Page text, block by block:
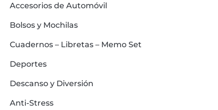
Accesorios de Automóvil
Bolsos y Mochilas
Cuadernos – Libretas – Memo Set
Deportes
Descanso y Diversión
Anti-Stress